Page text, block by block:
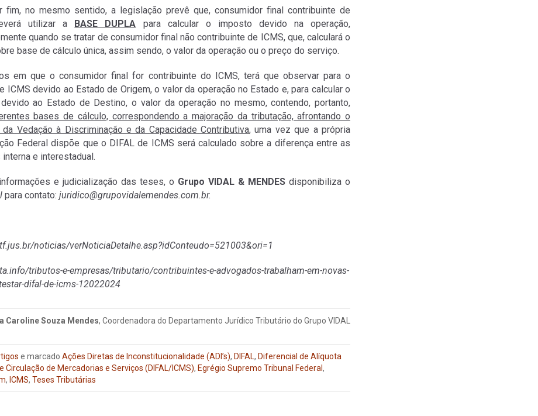
fim, no mesmo sentido, a legislação prevê que, consumidor final contribuinte de
utilizar a BASE DUPLA para calcular o imposto devido na operação,
quando se tratar de consumidor final não contribuinte de ICMS, que, calculará o
base de cálculo única, assim sendo, o valor da operação ou o preço do serviço.
em que o consumidor final for contribuinte do ICMS, terá que observar para o
ICMS devido ao Estado de Origem, o valor da operação no Estado e, para calcular o
ao Estado de Destino, o valor da operação no mesmo, contendo, portanto,
bases de cálculo, correspondendo a majoração da tributação, afrontando o
Vedação à Discriminação e da Capacidade Contributiva, uma vez que a própria
Federal dispõe que o DIFAL de ICMS será calculado sobre a diferença entre as
e interestadual.
e judicialização das teses, o Grupo VIDAL & MENDES disponibiliza o
para contato: juridico@grupovidalemendes.com.br.
noticias/verNoticiaDetalhe.asp?idConteudo=521003&ori=1
tributos-e-empresas/tributario/contribuintes-e-advogados-trabalham-em-novas-
difal-de-icms-12022024
Caroline Souza Mendes, Coordenadora do Departamento Jurídico Tributário do Grupo VIDAL
e marcado Ações Diretas de Inconstitucionalidade (ADI’s), DIFAL, Diferencial de Alíquota
Circulação de Mercadorias e Serviços (DIFAL/ICMS), Egrégio Supremo Tribunal Federal,
, ICMS, Teses Tributárias